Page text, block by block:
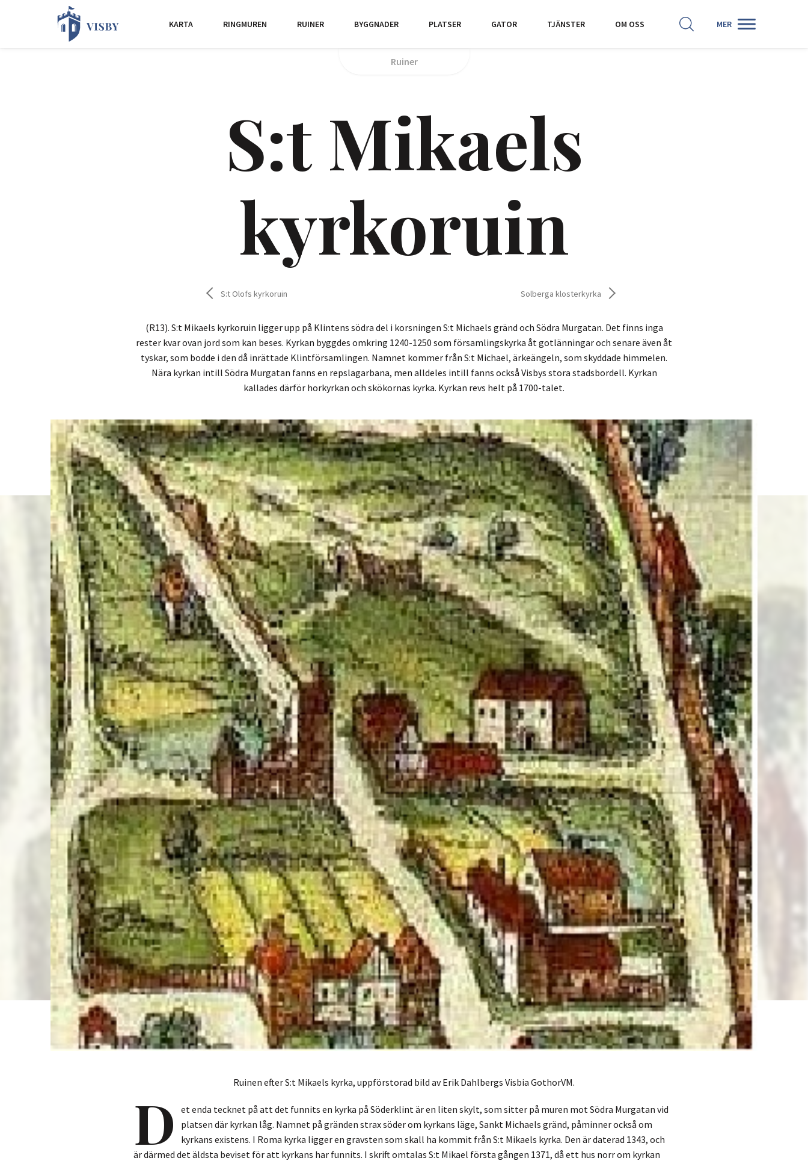
KARTA RINGMUREN RUINER BYGGNADER PLATSER GATOR TJÄNSTER OM OSS MER
Ruiner
S:t Mikaels
kyrkoruin
S:t Olofs kyrkoruin Solberga klosterkyrka
(R13). S:t Mikaels kyrkoruin ligger upp på Klintens södra del i korsningen S:t Michaels gränd och Södra Murgatan. Det finns inga
rester kvar ovan jord som kan beses. Kyrkan byggdes omkring 1240-1250 som församlingskyrka åt gotlänningar och senare även åt
tyskar, som bodde i den då inrättade Klintförsamlingen. Namnet kommer från S:t Michael, ärkeängeln, som skyddade himmelen.
Nära kyrkan intill Södra Murgatan fanns en repslagarbana, men alldeles intill fanns också Visbys stora stadsbordell. Kyrkan
kallades därför horkyrkan och skökornas kyrka. Kyrkan revs helt på 1700-talet.
Ruinen efter S:t Mikaels kyrka, uppförstorad bild av Erik Dahlbergs Visbia GothorVM.
D
et enda tecknet på att det funnits en kyrka på Söderklint är en liten skylt, som sitter på muren mot Södra Murgatan vid
platsen där kyrkan låg. Namnet på gränden strax söder om kyrkans läge, Sankt Michaels gränd, påminner också om
kyrkans existens. I Roma kyrka ligger en gravsten som skall ha kommit från S:t Mikaels kyrka. Den är daterad 1343, och
är därmed det äldsta beviset för att kyrkans har funnits. I skrift omtalas S:t Mikael första gången 1371, då ett hus norr om kyrkan